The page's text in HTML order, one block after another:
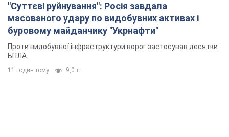
"Суттєві руйнування": Росія завдала
масованого удару по видобувних активах і
буровому майданчику "Укрнафти"
Проти видобувної інфраструктури ворог застосував десятки
БПЛА
11 годин тому 9,0 т.